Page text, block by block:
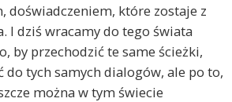
doświadczeniem, które zostaje z
I dziś wracamy do tego świata
by przechodzić te same ścieżki,
do tych samych dialogów, ale po to,
można w tym świecie